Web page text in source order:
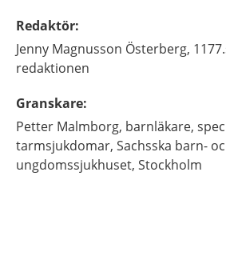
Redaktör:
Jenny Magnusson Österberg,
redaktionen
Granskare:
Petter Malmborg, barnläkare,
tarmsjukdomar, Sachsska barn-
ungdomssjukhuset, Stockholm